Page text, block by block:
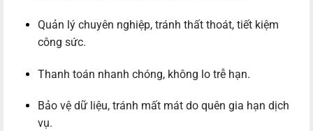
Quản lý chuyên nghiệp, tránh thất thoát, tiết kiệm
công sức.
Thanh toán nhanh chóng, không lo trễ hạn.
Bảo vệ dữ liệu, tránh mất mát do quên gia hạn dịch
vụ.